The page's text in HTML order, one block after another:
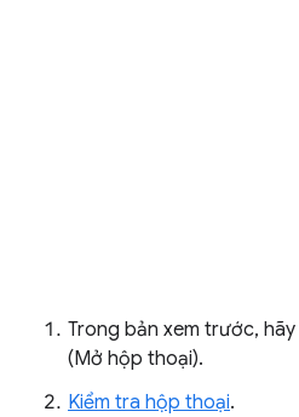
Trong bản xem trước,
(Mở hộp thoại).
Kiểm tra hộp thoại.